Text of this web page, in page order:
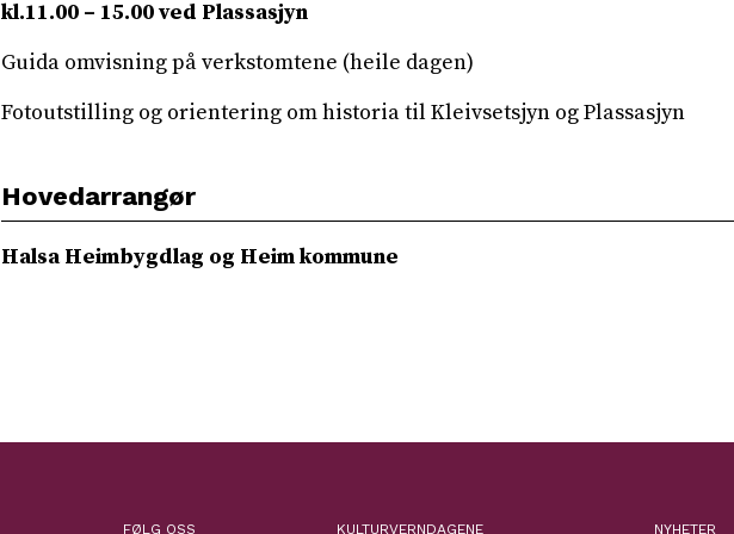
kl.11.00 – 15.00 ved Plassasjyn
Guida omvisning på verkstomtene (heile dagen)
Fotoutstilling og orientering om historia til Kleivsetsjyn og Plassasjyn
Hovedarrangør
Halsa Heimbygdlag og Heim kommune
FØLG OSS KULTURVERNDAGENE NYHETER